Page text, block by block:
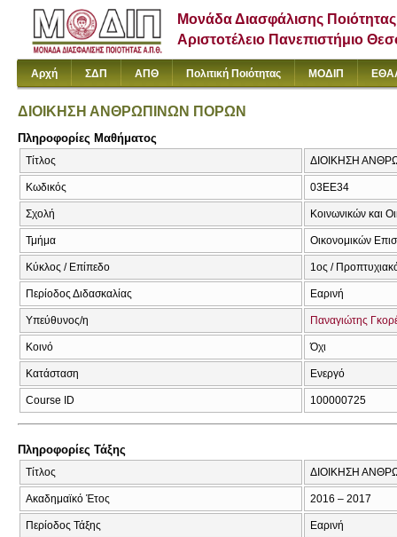
Μονάδα Διασφάλισης Ποιότητας
Αριστοτέλειο Πανεπιστήμιο
Αρχή ΣΔΠ ΑΠΘ Πολιτική Ποιότητας ΜΟΔΙΠ
ΔΙΟΙΚΗΣΗ ΑΝΘΡΩΠΙΝΩΝ ΠΟΡΩΝ
Πληροφορίες Μαθήματος
Τίτλος ΔΙΟΙΚΗΣΗ
Κωδικός 03ΕΕ34
Σχολή Κοινωνικών και
Τμήμα Οικονομικών
Κύκλος / Επίπεδο 1ος /
Περίοδος Διδασκαλίας Εαρινή
Υπεύθυνος/η Παναγιώτης
Κοινό Όχι
Κατάσταση Ενεργό
Course ID 100000725
Πληροφορίες Τάξης
Τίτλος ΔΙΟΙΚΗΣΗ
Ακαδημαϊκό Έτος 2016 – 2017
Περίοδος Τάξης Εαρινή